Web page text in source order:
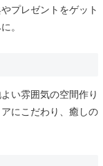
プレゼントをゲット
。
い雰囲気の空間作り
にこだわり、癒しの